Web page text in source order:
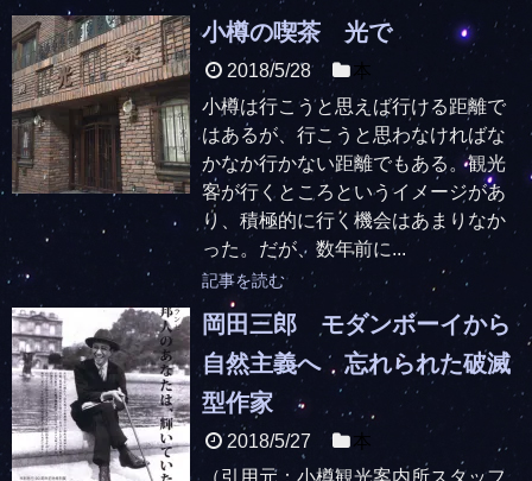
小樽の喫茶 光で
2018/5/28
本
小樽は行こうと思えば行ける距離で
はあるが、行こうと思わなければな
かなか行かない距離でもある。観光
客が行くところというイメージがあ
り、積極的に行く機会はあまりなか
った。だが、数年前に...
記事を読む
岡田三郎 モダンボーイから
自然主義へ 忘れられた破滅
型作家
2018/5/27
本
（引用元：小樽観光案内所スタッフ